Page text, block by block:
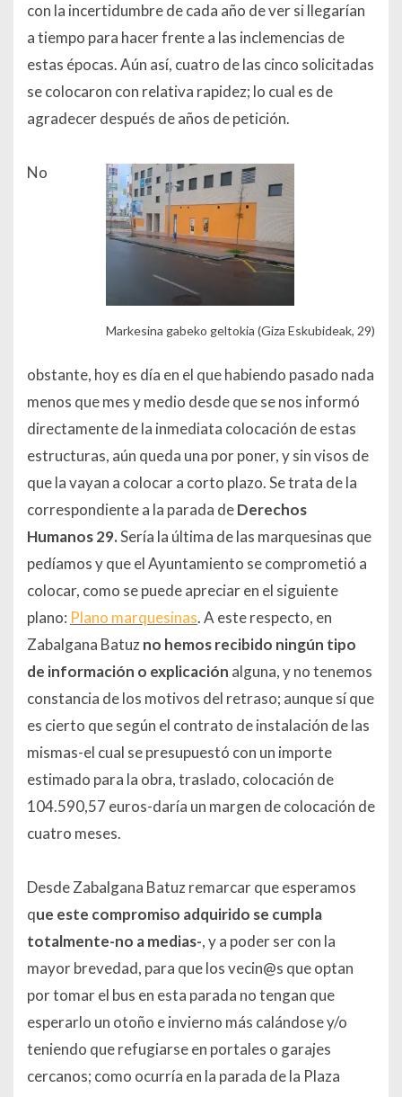
con la incertidumbre de cada año de ver si llegarían
a tiempo para hacer frente a las inclemencias de
estas épocas. Aún así, cuatro de las cinco solicitadas
se colocaron con relativa rapidez; lo cual es de
agradecer después de años de petición.
Markesina gabeko geltokia (Giza Eskubideak, 29)
No
obstante, hoy es día en el que habiendo pasado nada
menos que mes y medio desde que se nos informó
directamente de la inmediata colocación de estas
estructuras, aún queda una por poner, y sin visos de
que la vayan a colocar a corto plazo. Se trata de la
correspondiente a la parada deDerechos
Humanos 29.Sería la última de las marquesinas que
pedíamos y que el Ayuntamiento se comprometió a
colocar, como se puede apreciar en el siguiente
plano: Plano marquesinas. A este respecto, en
Zabalgana Batuzno hemos recibido ningún tipo
de información o explicación alguna, y no tenemos
constancia de los motivos del retraso; aunque sí que
es cierto que según el contrato de instalación de las
mismas-el cual se presupuestó con un importe
estimado para la obra, traslado, colocación de
104.590,57 euros-daría un margen de colocación de
cuatro meses.
Desde Zabalgana Batuz remarcar que esperamos
que este compromiso adquirido se cumpla
totalmente-no a medias-, y a poder ser con la
mayor brevedad, para que los vecin@s que optan
por tomar el bus en esta parada no tengan que
esperarlo un otoño e invierno más calándose y/o
teniendo que refugiarse en portales o garajes
cercanos; como ocurría en la parada de la Plaza